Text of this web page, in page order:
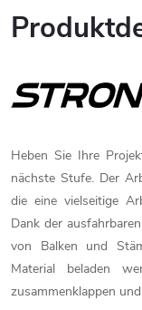
Heben Sie Ihre
nächste Stufe. Der
die eine vielseitige
Dank der
von Balken und
Material beladen
zusammenklappen